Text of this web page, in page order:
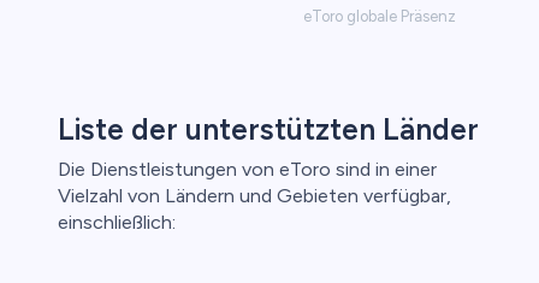
eToro globale Präsenz
Liste der unterstützten Länder
Die Dienstleistungen von eToro sind in einer
Vielzahl von Ländern und Gebieten verfügbar,
einschließlich: